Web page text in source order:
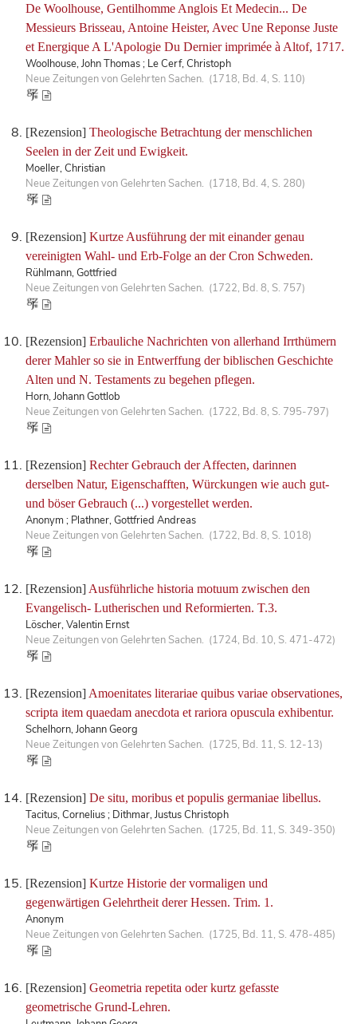
De Woolhouse, Gentilhomme Anglois Et Medecin... De
Messieurs Brisseau, Antoine Heister, Avec Une Reponse Juste
et Energique A L'Apologie Du Dernier imprimée à Altof, 1717.
Woolhouse, John Thomas ; Le Cerf, Christoph
Neue Zeitungen von Gelehrten Sachen. (1718, Bd. 4, S. 110)
[Rezension] Theologische Betrachtung der menschlichen
Seelen in der Zeit und Ewigkeit.
Moeller, Christian
Neue Zeitungen von Gelehrten Sachen. (1718, Bd. 4, S. 280)
[Rezension] Kurtze Ausführung der mit einander genau
vereinigten Wahl- und Erb-Folge an der Cron Schweden.
Rühlmann, Gottfried
Neue Zeitungen von Gelehrten Sachen. (1722, Bd. 8, S. 757)
[Rezension] Erbauliche Nachrichten von allerhand Irrthümern
derer Mahler so sie in Entwerffung der biblischen Geschichte
Alten und N. Testaments zu begehen pflegen.
Horn, Johann Gottlob
Neue Zeitungen von Gelehrten Sachen. (1722, Bd. 8, S. 795-797)
[Rezension] Rechter Gebrauch der Affecten, darinnen
derselben Natur, Eigenschafften, Würckungen wie auch gut-
und böser Gebrauch (...) vorgestellet werden.
Anonym ; Plathner, Gottfried Andreas
Neue Zeitungen von Gelehrten Sachen. (1722, Bd. 8, S. 1018)
[Rezension] Ausführliche historia motuum zwischen den
Evangelisch- Lutherischen und Reformierten. T.3.
Löscher, Valentin Ernst
Neue Zeitungen von Gelehrten Sachen. (1724, Bd. 10, S. 471-472)
[Rezension] Amoenitates literariae quibus variae observationes,
scripta item quaedam anecdota et rariora opuscula exhibentur.
Schelhorn, Johann Georg
Neue Zeitungen von Gelehrten Sachen. (1725, Bd. 11, S. 12-13)
[Rezension] De situ, moribus et populis germaniae libellus.
Tacitus, Cornelius ; Dithmar, Justus Christoph
Neue Zeitungen von Gelehrten Sachen. (1725, Bd. 11, S. 349-350)
[Rezension] Kurtze Historie der vormaligen und
gegenwärtigen Gelehrtheit derer Hessen. Trim. 1.
Anonym
Neue Zeitungen von Gelehrten Sachen. (1725, Bd. 11, S. 478-485)
[Rezension] Geometria repetita oder kurtz gefasste
geometrische Grund-Lehren.